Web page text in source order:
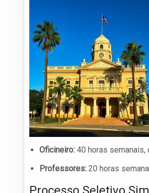
Oficineiro: 40 horas semanais,
Professores: 20 horas